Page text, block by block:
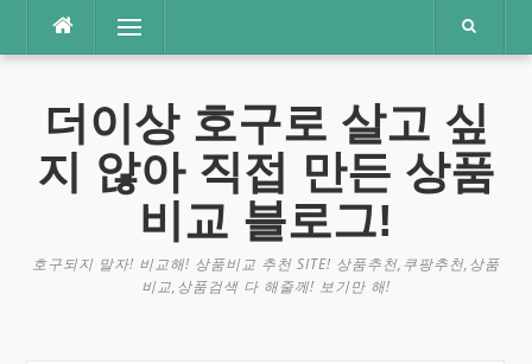
츠
메뉴
더이상 호구로 살고 싶
지 않아 직접 만든 상품
비교 블로그!
호구되지 말자! 비교해! 상품비교 추천 SITE! 상품추천,쿠팡추천,상품
비교,상품검색 다 해줄께! 보기만 해!